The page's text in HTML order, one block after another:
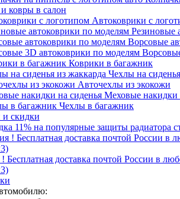
ковры в салон
Автоковрики с
Резиновые
Ворсовые
Коврики в багажник
Чехлы на
Авточехлы из экокожи
Меховые накидки
Чехлы в багажник
скидки
Бесплатная доставка почтой России в